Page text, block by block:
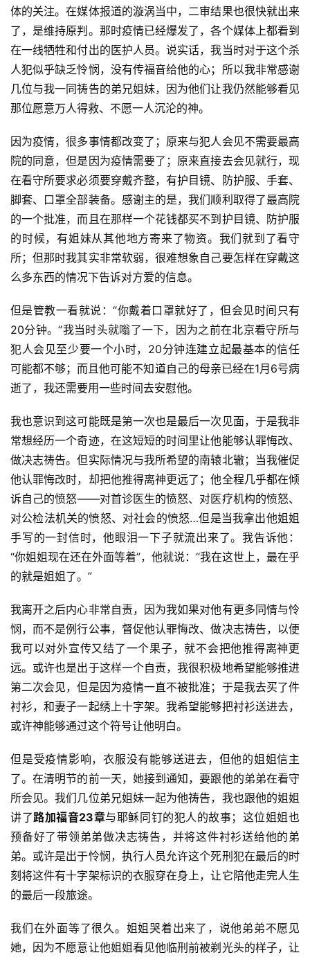
体的关注。在媒体报道的漩涡当中，二审结果也很快就出来
了，是维持原判。那时疫情已经爆发了，各个媒体上都看到
在一线牺牲和付出的医护人员。说实话，我当时对于这个杀
人犯似乎缺乏怜悯，没有传福音给他的心；所以我非常感谢
几位与我一同祷告的弟兄姐妹，因为他们让我仍然能够看见
那位愿意万人得救、不愿一人沉沦的神。
因为疫情，很多事情都改变了；原来与犯人会见不需要最高
院的同意，但是因为疫情需要了；原来直接去会见就行，现
在看守所要求必须要穿戴齐整，有护目镜、防护服、手套、
脚套、口罩全部装备。感谢主的是，我们顺利取得了最高院
的一个批准，而且在那样一个花钱都买不到护目镜、防护服
的时候，有姐妹从其他地方寄来了物资。我们就到了看守
所；但那时我其实非常软弱，很难想象自己要怎样在穿戴这
么多东西的情况下告诉对方爱的信息。
但是管教一看就说：“你戴着口罩就好了，但会见时间只有
20分钟。”我当时头就嗡了一下，因为之前在北京看守所与
犯人会见至少要一个小时，20分钟连建立起最基本的信任
可能都不够；而且他可能不知道自己的母亲已经在1月6号病
逝了，我还需要用一些时间去安慰他。
我也意识到这可能既是第一次也是最后一次见面，于是我非
常想经历一个奇迹，在这短短的时间里让他能够认罪悔改、
做决志祷告。但实际情况与我所希望的南辕北辙；当我催促
他认罪悔改时，却把他推得离神更远了；他全程几乎都在倾
诉自己的愤怒——对首诊医生的愤怒、对医疗机构的愤怒、
对公检法机关的愤怒、对社会的愤怒…但是当我拿出他姐姐
手写的一封信时，他眼泪一下子就流出来了。我告诉他：
“你姐姐现在还在外面等着”，他就说：“我在这世上，最在乎
的就是姐姐了。”
我离开之后内心非常自责，因为我如果对他有更多同情与怜
悯，而不是例行公事，督促他认罪悔改、做决志祷告，以便
我可以对外宣传又结了一个果子，就不会把他推得离神更
远。或许也是出于这样一个自责，我很积极地希望能够推进
第二次会见，但是因为疫情一直不被批准；于是我去买了件
衬衫，和妻子一起绣上十字架。我希望能够把衬衫送进去，
或许神能够通过这个符号让他明白。
但是受疫情影响，衣服没有能够送进去，但他的姐姐信主
了。在清明节的前一天，她接到通知，要跟他的弟弟在看守
所会见。我们几位弟兄姐妹一起为他祷告，我也跟他的姐姐
讲了路加福音23章与耶稣同钉的犯人的故事；这位姐姐也
预备好了带领弟弟做决志祷告，并将这件衬衫送给他的弟
弟。或许是出于怜悯，执行人员允许这个死刑犯在最后的时
刻将这件有十字架标识的衣服穿在身上，让它陪他走完人生
的最后一段旅途。
我们在外面等了很久。姐姐哭着出来了，说他弟弟不愿见
她，因为不愿意让他姐姐看见他临刑前被剃光头的样子，让